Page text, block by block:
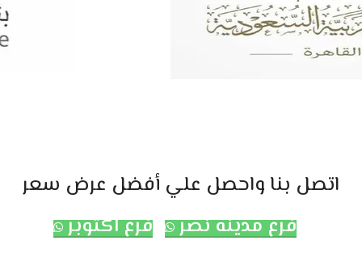
اتصل بنا واحصل علي أفضل عرض سعر
فرع مدينه نصر
فرع اكتوبر